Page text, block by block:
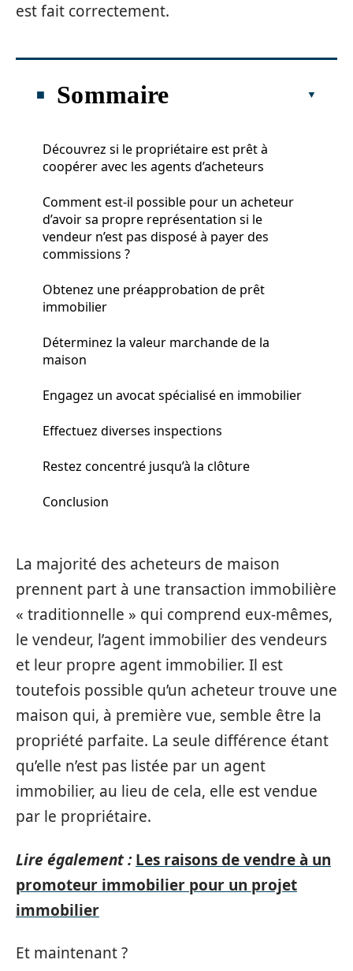
est fait correctement.
Sommaire
Découvrez si le propriétaire est prêt à
coopérer avec les agents d’acheteurs
Comment est-il possible pour un acheteur
d’avoir sa propre représentation si le
vendeur n’est pas disposé à payer des
commissions ?
Obtenez une préapprobation de prêt
immobilier
Déterminez la valeur marchande de la
maison
Engagez un avocat spécialisé en immobilier
Effectuez diverses inspections
Restez concentré jusqu’à la clôture
Conclusion
La majorité des acheteurs de maison
prennent part à une transaction immobilière
« traditionnelle » qui comprend eux-mêmes,
le vendeur, l’agent immobilier des vendeurs
et leur propre agent immobilier. Il est
toutefois possible qu’un acheteur trouve une
maison qui, à première vue, semble être la
propriété parfaite. La seule différence étant
qu’elle n’est pas listée par un agent
immobilier, au lieu de cela, elle est vendue
par le propriétaire.
Lire également : Les raisons de vendre à un
promoteur immobilier pour un projet
immobilier
Et maintenant ?